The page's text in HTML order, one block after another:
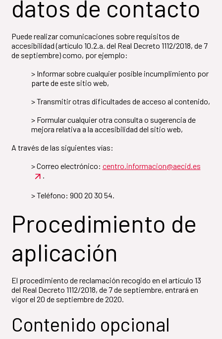
datos de contacto
Puede realizar comunicaciones sobre requisitos de
accesibilidad (artículo 10.2.a. del Real Decreto 1112/2018, de 7
de septiembre) como, por ejemplo:
> Informar sobre cualquier posible incumplimiento por
parte de este sitio web,
> Transmitir otras dificultades de acceso al contenido,
> Formular cualquier otra consulta o sugerencia de
mejora relativa a la accesibilidad del sitio web,
A través de las siguientes vías:
> Correo electrónico: centro.informacion@aecid.es
> Teléfono: 900 20 30 54.
Procedimiento de
aplicación
El procedimiento de reclamación recogido en el artículo 13
del Real Decreto 1112/2018, de 7 de septiembre, entrará en
vigor el 20 de septiembre de 2020.
Contenido opcional